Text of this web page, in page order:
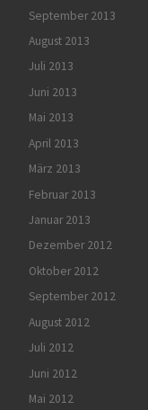
September 2013
August 2013
Juli 2013
Juni 2013
Mai 2013
April 2013
März 2013
Februar 2013
Januar 2013
Dezember 2012
Oktober 2012
September 2012
August 2012
Juli 2012
Juni 2012
Mai 2012